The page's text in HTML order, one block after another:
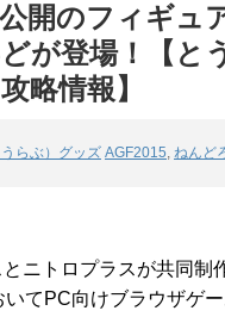
開のフィギュ
が登場！【と
略情報】
らぶ）グッズ AGF2015, ねんど
ニトロプラスが共同制
いてPC向けブラウザゲ